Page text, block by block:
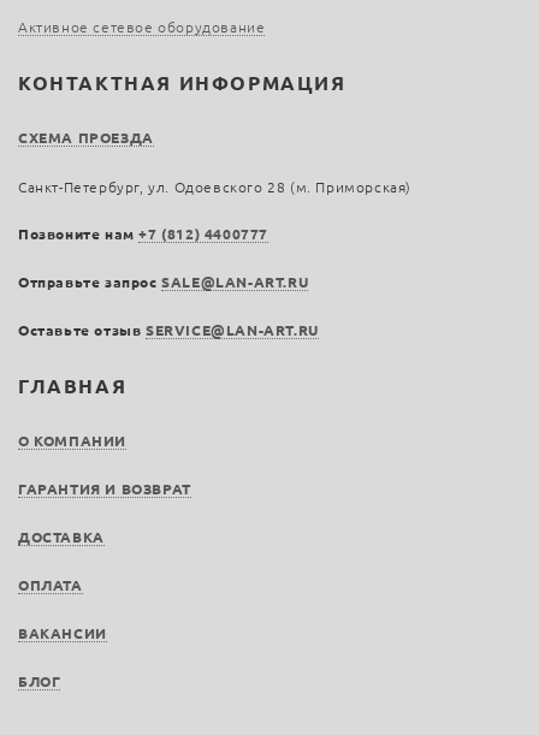
ГЛАВНАЯ
О КОМПАНИИ
ГАРАНТИЯ И ВОЗВРАТ
ДОСТАВКА
ОПЛАТА
ВАКАНСИИ
БЛОГ
Активное сетевое оборудование
КОНТАКТНАЯ ИНФОРМАЦИЯ
СХЕМА ПРОЕЗДА
Санкт-Петербург, ул. Одоевского 28 (м. Приморская)
Позвоните нам+7 (812) 4400777
Отправьте запросSALE@LAN-ART.RU
Оставьте отзыв SERVICE@LAN-ART.RU